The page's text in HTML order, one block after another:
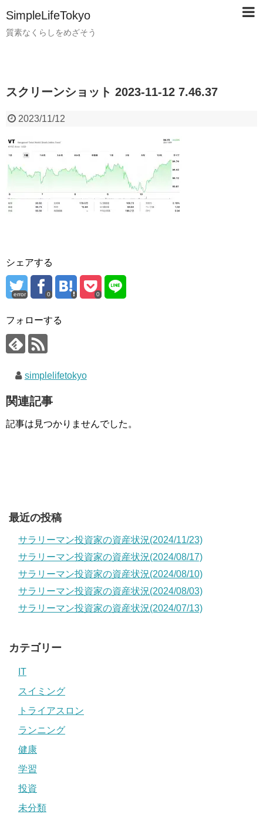
SimpleLifeTokyo
質素なくらしをめざそう
スクリーンショット 2023-11-12 7.46.37
2023/11/12
シェアする
error 0 0
フォローする
simplelifetokyo
関連記事
記事は見つかりませんでした。
最近の投稿
サラリーマン投資家の資産状況(2024/11/23)
サラリーマン投資家の資産状況(2024/08/17)
サラリーマン投資家の資産状況(2024/08/10)
サラリーマン投資家の資産状況(2024/08/03)
サラリーマン投資家の資産状況(2024/07/13)
カテゴリー
IT
スイミング
トライアスロン
ランニング
健康
学習
投資
未分類